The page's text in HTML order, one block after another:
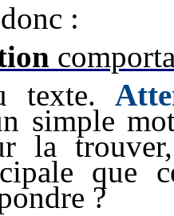
:
texte.
simple
la
que
?